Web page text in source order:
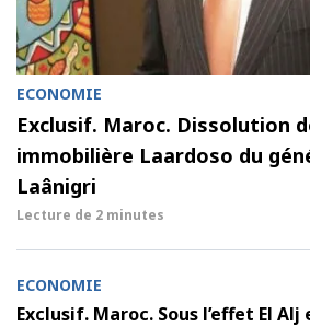
ECONOMIE
Exclusif. Maroc. Dissolution
immobilière Laardoso du
Laânigri
Lecture de 2 minutes
ECONOMIE
Exclusif. Maroc. Sous l’effet El